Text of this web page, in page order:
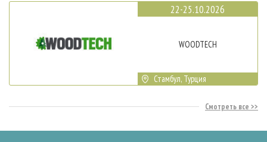
22-25.10.2026
WOODTECH
Стамбул, Турция
Смотреть все